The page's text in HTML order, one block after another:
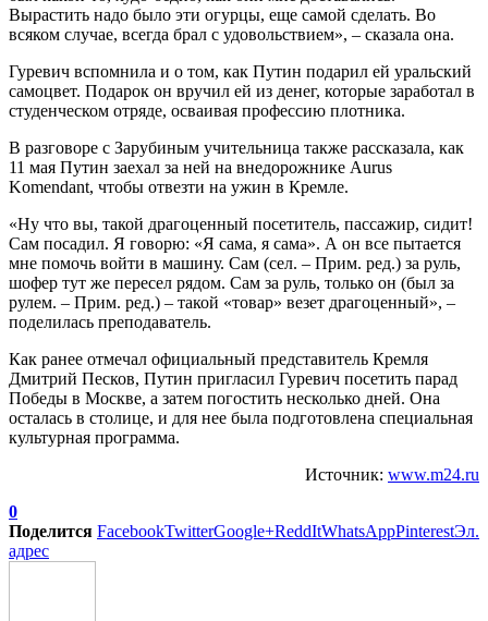
Вырастить надо было эти огурцы, еще самой сделать. Во
всяком случае, всегда брал с удовольствием», – сказала она.
Гуревич вспомнила и о том, как Путин подарил ей уральский
самоцвет. Подарок он вручил ей из денег, которые заработал в
студенческом отряде, осваивая профессию плотника.
В разговоре с Зарубиным учительница также рассказала, как
11 мая Путин заехал за ней на внедорожнике Aurus
Komendant, чтобы отвезти на ужин в Кремле.
«Ну что вы, такой драгоценный посетитель, пассажир, сидит!
Сам посадил. Я говорю: «Я сама, я сама». А он все пытается
мне помочь войти в машину. Сам (сел. – Прим. ред.) за руль,
шофер тут же пересел рядом. Сам за руль, только он (был за
рулем. – Прим. ред.) – такой «товар» везет драгоценный», –
поделилась преподаватель.
Как ранее отмечал официальный представитель Кремля
Дмитрий Песков, Путин пригласил Гуревич посетить парад
Победы в Москве, а затем погостить несколько дней. Она
осталась в столице, и для нее была подготовлена специальная
культурная программа.
Источник: www.m24.ru
0
Поделится FacebookTwitterGoogle+ReddItWhatsAppPinterestЭл.
адрес